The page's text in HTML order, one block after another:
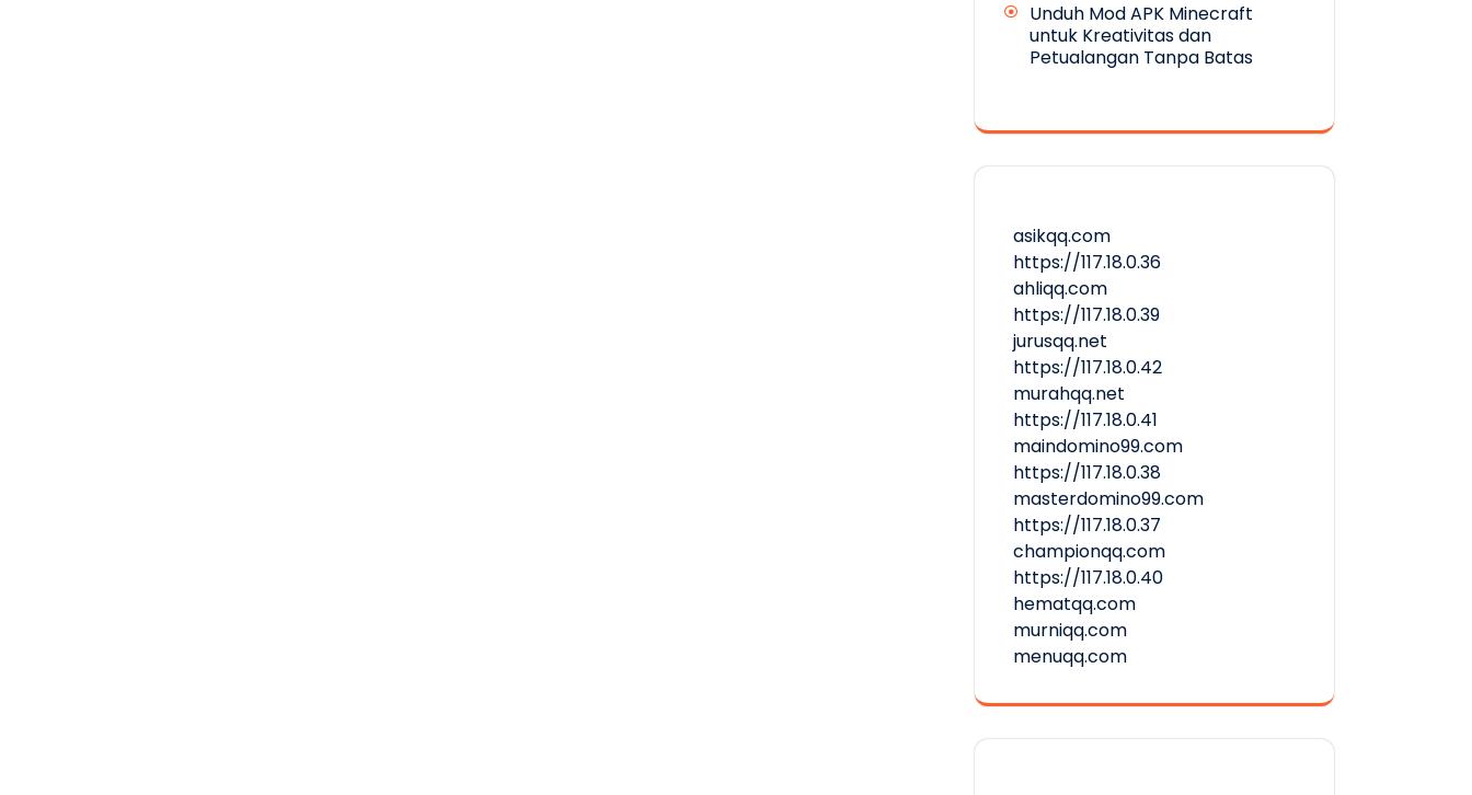
Unduh Mod APK Minecraft
untuk Kreativitas dan
Petualangan Tanpa Batas
asikqq.com
https://117.18.0.36
ahliqq.com
https://117.18.0.39
jurusqq.net
https://117.18.0.42
murahqq.net
https://117.18.0.41
maindomino99.com
https://117.18.0.38
masterdomino99.com
https://117.18.0.37
championqq.com
https://117.18.0.40
hematqq.com
murniqq.com
menuqq.com